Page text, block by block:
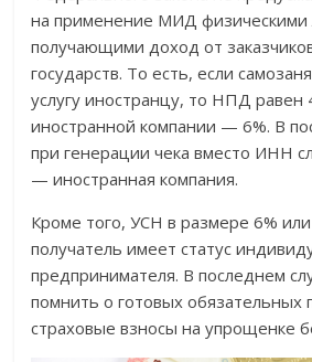
на применение МИД физическими
получающими доход от
государств. То есть, если
услугу иностранцу, то НПД равен
иностранной компании — 6%. В
при генерации чека вместо ИНН
— иностранная компания.
Кроме того, УСН в размере 6%
получатель имеет статус
предпринимателя. В последнем
помнить о готовых обязательных
страховые взносы на упрощенке